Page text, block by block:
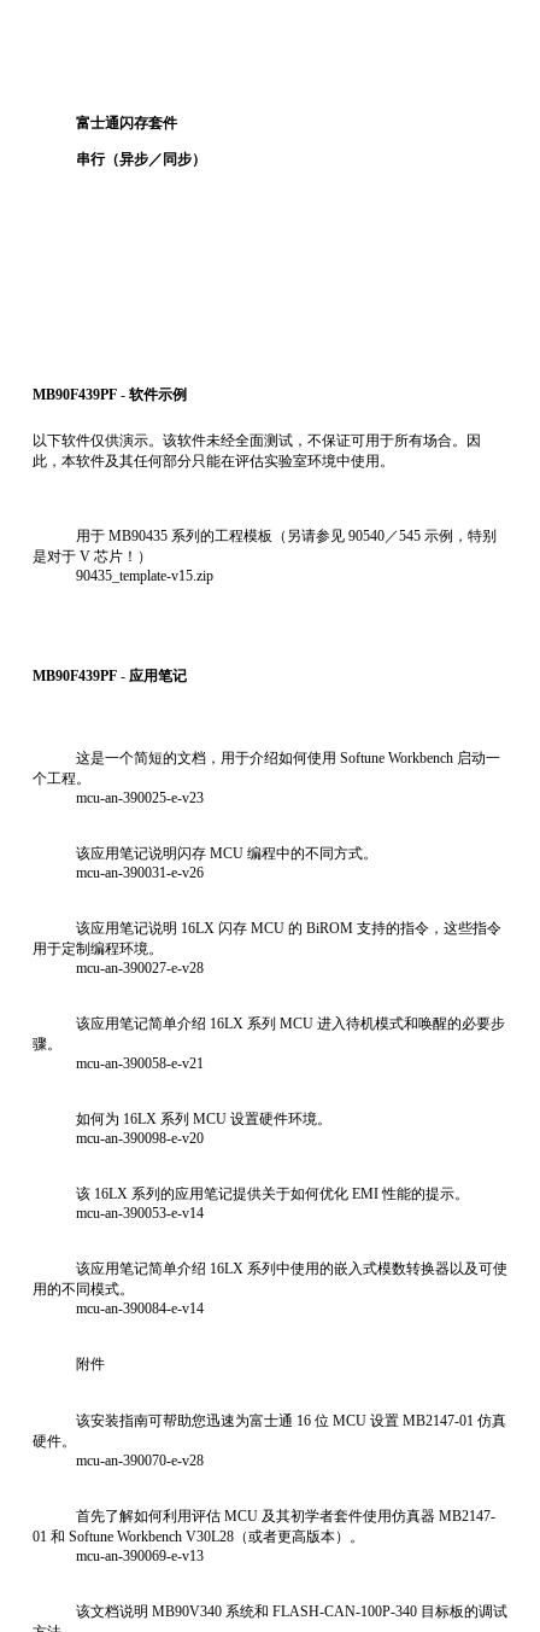
富士通闪存套件
串行（异步／同步）
MB90F439PF- 软件示例
以下软件仅供演示。该软件未经全面测试，不保证可用于所有场合。因
此，本软件及其任何部分只能在评估实验室环境中使用。
用于 MB90435 系列的工程模板（另请参见 90540／545 示例，特别
是对于 V 芯片！）
90435_template-v15.zip
MB90F439PF - 应用笔记
这是一个简短的文档，用于介绍如何使用 Softune Workbench 启动一
个工程。
mcu-an-390025-e-v23
该应用笔记说明闪存 MCU 编程中的不同方式。
mcu-an-390031-e-v26
该应用笔记说明 16LX 闪存 MCU 的 BiROM 支持的指令，这些指令
用于定制编程环境。
mcu-an-390027-e-v28
该应用笔记简单介绍 16LX 系列 MCU 进入待机模式和唤醒的必要步
骤。
mcu-an-390058-e-v21
如何为 16LX 系列 MCU 设置硬件环境。
mcu-an-390098-e-v20
该 16LX 系列的应用笔记提供关于如何优化 EMI 性能的提示。
mcu-an-390053-e-v14
该应用笔记简单介绍 16LX 系列中使用的嵌入式模数转换器以及可使
用的不同模式。
mcu-an-390084-e-v14
附件
该安装指南可帮助您迅速为富士通 16 位 MCU 设置 MB2147-01 仿真
硬件。
mcu-an-390070-e-v28
首先了解如何利用评估 MCU 及其初学者套件使用仿真器 MB2147-
01 和 Softune Workbench V30L28（或者更高版本）。
mcu-an-390069-e-v13
该文档说明 MB90V340 系统和 FLASH-CAN-100P-340 目标板的调试